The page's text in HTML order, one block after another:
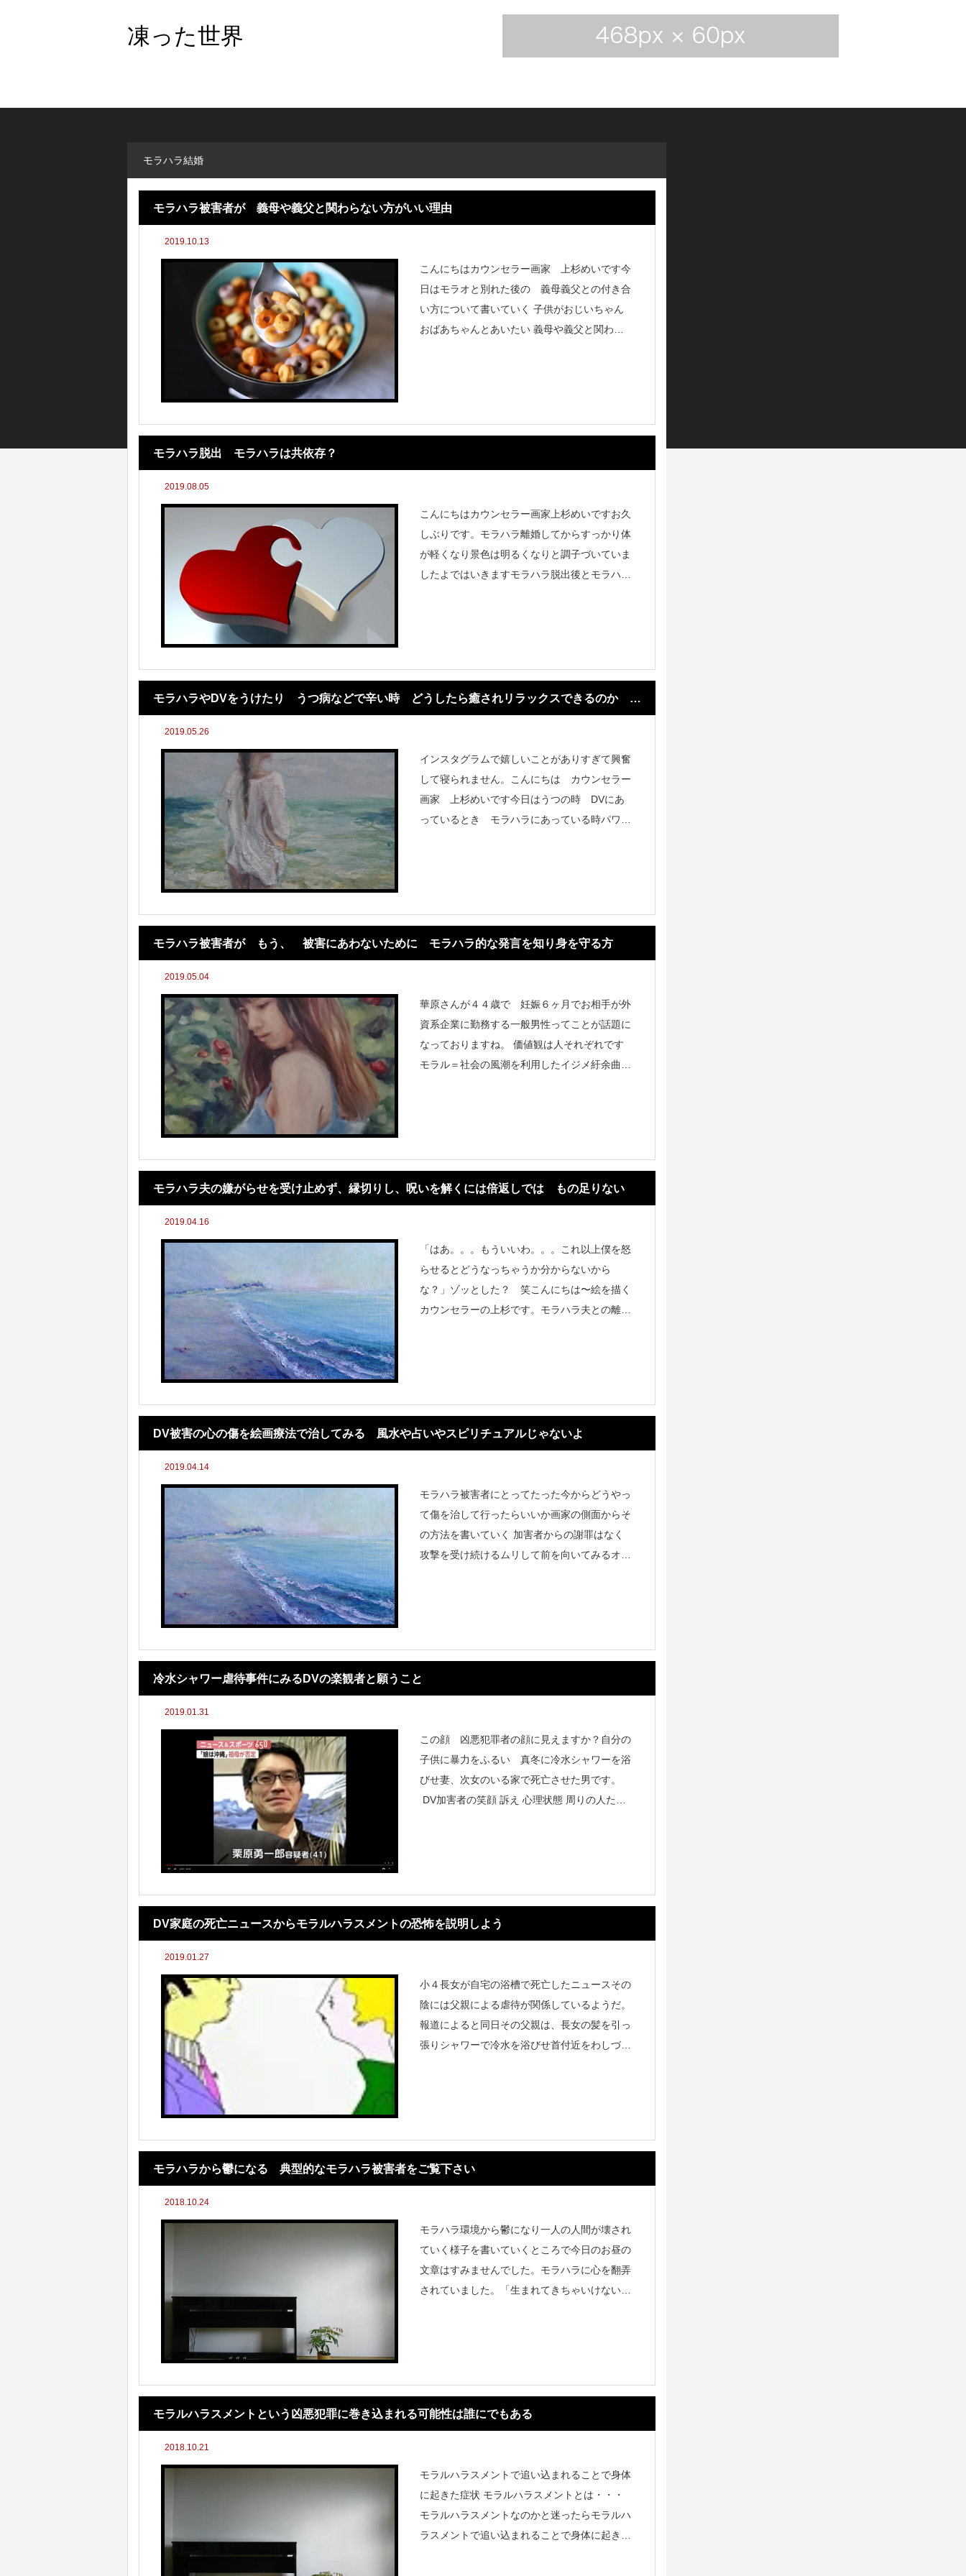
凍った世界
モラハラ結婚
モラハラ被害者が 義母や義父と関わらない方がいい理由
2019.10.13
こんにちはカウンセラー画家 上杉めいです今
日はモラオと別れた後の 義母義父との付き合
い方について書いていく 子供がおじいちゃん
おばあちゃんとあいたい 義母や義父と関わら
モラハラ脱出 モラハラは共依存？
2019.08.05
こんにちはカウンセラー画家上杉めいですお久
しぶりです。モラハラ離婚してからすっかり体
が軽くなり景色は明るくなりと調子づいていま
したよではいきますモラハラ脱出後とモラハラ
モラハラやDVをうけたり うつ病などで辛い時 どうしたら癒されリラックスできるのか 何
をしてあげられるのか
2019.05.26
インスタグラムで嬉しいことがありすぎて興奮
して寝られません。こんにちは カウンセラー
画家 上杉めいです今日はうつの時 DVにあ
っているとき モラハラにあっている時パワハ
モラハラ被害者が もう、 被害にあわないために モラハラ的な発言を知り身を守る方
2019.05.04
華原さんが４４歳で 妊娠６ヶ月でお相手が外
資系企業に勤務する一般男性ってことが話題に
なっておりますね。 価値観は人それぞれです
モラル＝社会の風潮を利用したイジメ紆余曲折
モラハラ夫の嫌がらせを受け止めず、縁切りし、呪いを解くには倍返しでは もの足りない
2019.04.16
「はあ。。。もういいわ。。。これ以上僕を怒
らせるとどうなっちゃうか分からないから
な？」ゾッとした？ 笑こんにちは〜絵を描く
カウンセラーの上杉です。モラハラ夫との離婚
DV被害の心の傷を絵画療法で治してみる 風水や占いやスピリチュアルじゃないよ
2019.04.14
モラハラ被害者にとってたった今からどうやっ
て傷を治して行ったらいいか画家の側面からそ
の方法を書いていく 加害者からの謝罪はなく
攻撃を受け続けるムリして前を向いてみるオス
冷水シャワー虐待事件にみるDVの楽観者と願うこと
2019.01.31
この顔 凶悪犯罪者の顔に見えますか？自分の
子供に暴力をふるい 真冬に冷水シャワーを浴
びせ妻、次女のいる家で死亡させた男です。
DV加害者の笑顔 訴え 心理状態 周りの人たち
DV家庭の死亡ニュースからモラルハラスメントの恐怖を説明しよう
2019.01.27
小４長女が自宅の浴槽で死亡したニュースその
陰には父親による虐待が関係しているようだ。
報道によると同日その父親は、長女の髪を引っ
張りシャワーで冷水を浴びせ首付近をわしづか
モラハラから鬱になる 典型的なモラハラ被害者をご覧下さい
2018.10.24
モラハラ環境から鬱になり一人の人間が壊され
ていく様子を書いていくところで今日のお昼の
文章はすみませんでした。モラハラに心を翻弄
されていました。「生まれてきちゃいけない人
モラルハラスメントという凶悪犯罪に巻き込まれる可能性は誰にでもある
2018.10.21
モラルハラスメントで追い込まれることで身体
に起きた症状 モラルハラスメントとは・・・
モラルハラスメントなのかと迷ったらモラルハ
ラスメントで追い込まれることで身体に起きた